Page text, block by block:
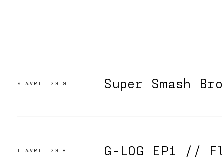
9 AVRIL 2019 Super Smash
1 AVRIL 2018 G-LOG EP1 //